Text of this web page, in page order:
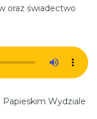
oraz świadectwo
Wydziale